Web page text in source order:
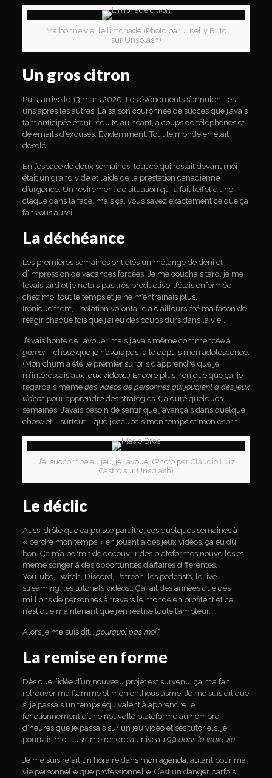
Ma bonne vieille limonade (Photo par J. Kelly Brito
sur Unsplash)
Un gros citron
Puis, arrive le 13 mars 2020. Les évènements s’annulent les
uns après les autres. La saison couronnée de succès que j’avais
tant anticipée étant réduite au néant, à coups de téléphones et
de emails d’excuses. Évidemment. Tout le monde en était
désolé.
En l’espace de deux semaines, tout ce qui restait devant moi
était un grand vide et l’aide de la prestation canadienne
d’urgence. Un revirement de situation qui a fait l’effet d’une
claque dans la face, mais ça, vous savez exactement ce que ça
fait vous aussi.
La déchéance
Les premières semaines ont étés un mélange de déni et
d’impression de vacances forcées. Je me couchais tard, je me
levais tard et je n’étais pas très productive. J’étais enfermée
chez moi tout le temps et je ne m’entraînais plus.
Ironiquement, l’isolation volontaire a d’ailleurs été ma façon de
réagir chaque fois que j’ai eu des coups durs dans la vie…
J’avais honte de l’avouer mais j’avais même commencée à
gamer– chose que je n’avais pas faite depuis mon adolescence.
(Mon chum a été le premier surpris d’apprendre que je
m’intéressais aux jeux vidéos.) Encore plus ironique que ça, je
regardais même des vidéos de personnes qui jouaient à des jeux
vidéospour apprendre des stratégies. Ça duré quelques
semaines. J’avais besoin de sentir que j’avançais dans quelque
chose et – surtout – que j’occupais mon temps et mon esprit.
J’ai succombé au jeu, je l’avoue! (Photo par Cláudio Luiz
Castro sur Unsplash)
Le déclic
Aussi drôle que ça puisse paraître, ces quelques semaines à
« perdre mon temps » en jouant à des jeux vidéos, ça eu du
bon. Ça m’a permit de découvrir des plateformes nouvelles et
même songer à des opportunités d’affaires différentes.
YouTube, Twitch, Discord, Patreon, les podcasts, le live
streaming, les tutoriels vidéos… Ça fait des années que des
millions de personnes à travers le monde en profitent et ce
n’est que maintenant que j’en réalise toute l’ampleur.
Alors je me suis dit… pourquoi pas moi?
La remise en forme
Dès que l’idée d’un nouveau projet est survenu, ça m’a fait
retrouver ma flamme et mon enthousiasme. Je me suis dit que
si je passais un temps équivalent à apprendre le
fonctionnement d’une nouvelle plateforme au nombre
d’heures que je passais sur un jeu vidéo et ses tutoriels, je
pourrais moi aussi me rendre au niveau 99 dans la vraie vie.
Je me suis refait un horaire dans mon agenda, autant pour ma
vie personnelle que professionnelle. C’est un danger parfois